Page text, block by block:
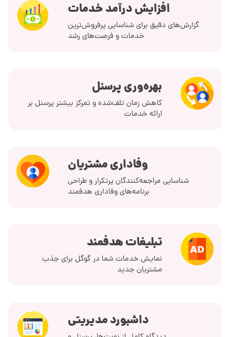
افزایش درآمد خدمات
گزارش‌های دقیق برای شناسایی پرفروش‌ترین
خدمات و فرصت‌های رشد
بهره‌وری پرسنل
کاهش زمان تلف‌شده و تمرکز بیشتر پرسنل بر
ارائه خدمات
وفاداری مشتریان
شناسایی مراجعه‌کنندگان پرتکرار و طراحی
برنامه‌های وفاداری هدفمند
تبلیغات هدفمند
نمایش خدمات شما در گوگل برای جذب
مشتریان جدید
داشبورد مدیریتی